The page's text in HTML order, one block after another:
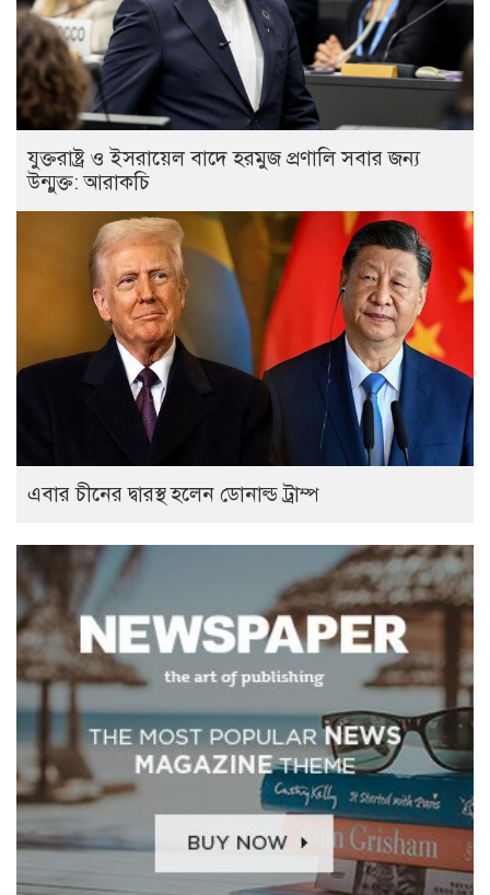
যুক্তরাষ্ট্র ও ইসরায়েল বাদে হরমুজ প্রণালি সবার জন্য
উন্মুক্ত: আরাকচি
এবার চীনের দ্বারস্থ হলেন ডোনাল্ড ট্রাম্প